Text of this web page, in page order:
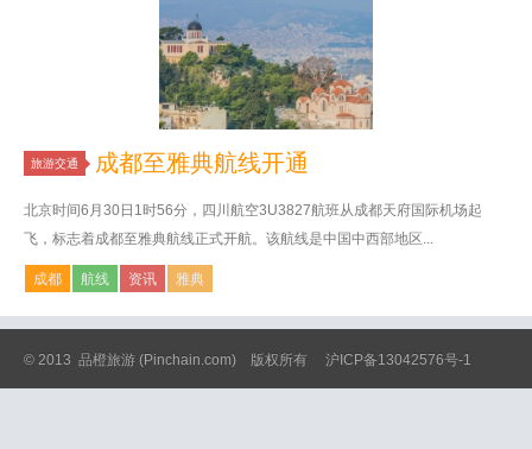
旅游交通 成都至雅典航线开通
北京时间6月30日1时56分，四川航空3U3827航班从成都天府国际机场起
飞，标志着成都至雅典航线正式开航。该航线是中国中西部地区...
成都 航线 资讯 雅典
© 2013 品橙旅游 (Pinchain.com) 版权所有 沪ICP备13042576号-1